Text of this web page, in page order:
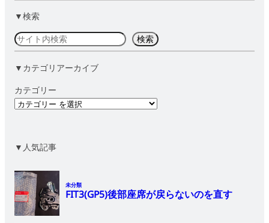
▼検索
検
索
検索
▼カテゴリアーカイブ
カテゴリー
▼人気記事